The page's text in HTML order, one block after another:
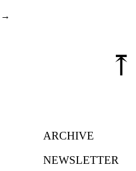
⤒
ARCHIVE
NEWSLETTER